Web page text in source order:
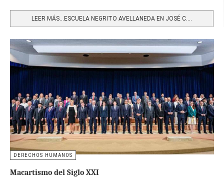
LEER MÁS…ESCUELA NEGRITO AVELLANEDA EN JOSÉ C....
DERECHOS HUMANOS
Macartismo del Siglo XXI